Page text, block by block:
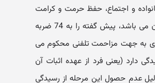
و اجتماع، حفظ حرمت و کرامت
انسان ها بندگان خدا که قوه قضائیه (دادگستری) منادی آن می باشد، پیش گفته را به 74 ضربه
به جهت مزاحمت تلفنی محکوم می
دارد (یعنی فرد از عهده اثبات آن
عدم حصول این مرحله از رسیدگی